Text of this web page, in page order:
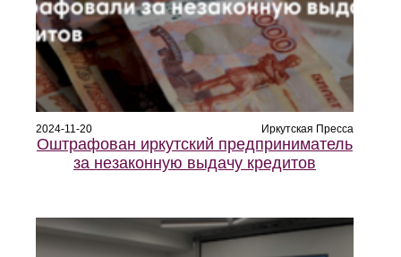
2024-11-20 Иркутская Пресса
Оштрафован иркутский предприниматель
за незаконную выдачу кредитов